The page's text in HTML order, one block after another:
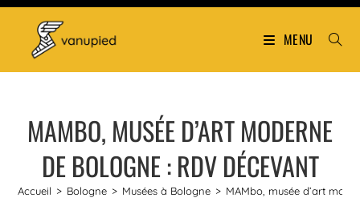
MENU
MAMBO, MUSÉE D’ART MODERNE
DE BOLOGNE : RDV DÉCEVANT
Accueil > Bologne > Musées à Bologne > MAMbo, musée d’art